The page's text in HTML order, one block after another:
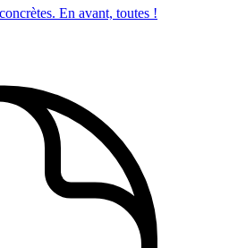
En avant, toutes !